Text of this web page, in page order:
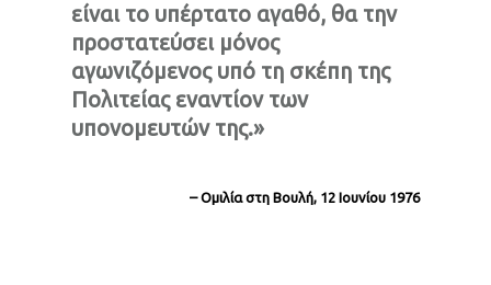
είναι το υπέρτατο αγαθό, θα την
προστατεύσει μόνος
αγωνιζόμενος υπό τη σκέπη της
Πολιτείας εναντίον των
υπονομευτών της.»
– Ομιλία στη Βουλή, 12 Ιουνίου 1976